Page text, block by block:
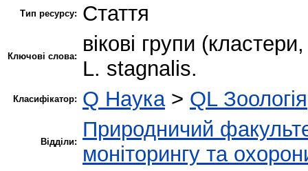
Тип ресурсу: Стаття
Ключові слова:
вікові групи
L. stagnalis.
Класифікатор: Q Наука> QL Зоологія
Відділи:
Природничий
моніторингу та